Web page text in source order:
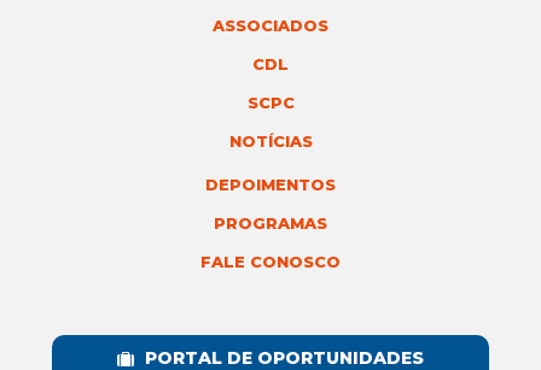
ASSOCIADOS
CDL
SCPC
NOTÍCIAS
DEPOIMENTOS
PROGRAMAS
FALE CONOSCO
PORTAL DE OPORTUNIDADES